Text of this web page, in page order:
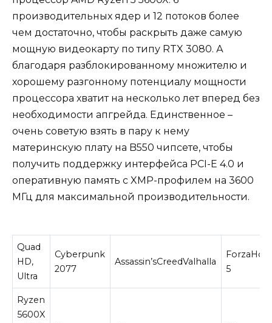
производительных ядер и 12 потоков более
чем достаточно, чтобы раскрыть даже самую
мощную видеокарту по типу RTX 3080. А
благодаря разблокированному множителю и
хорошему разгонному потенциалу мощности
процессора хватит на несколько лет вперед без
необходимости апгрейда. Единственное –
очень советую взять в пару к нему
материнскую плату на B550 чипсете, чтобы
получить поддержку интерфейса PCI-E 4.0 и
оперативную память с XMP-профилем на 3600
МГц для максимальной производительности.
Quad
HD,
Ultra
Cyberpunk
2077
Assassin’sCreedValhalla
5
Ryzen
5600X